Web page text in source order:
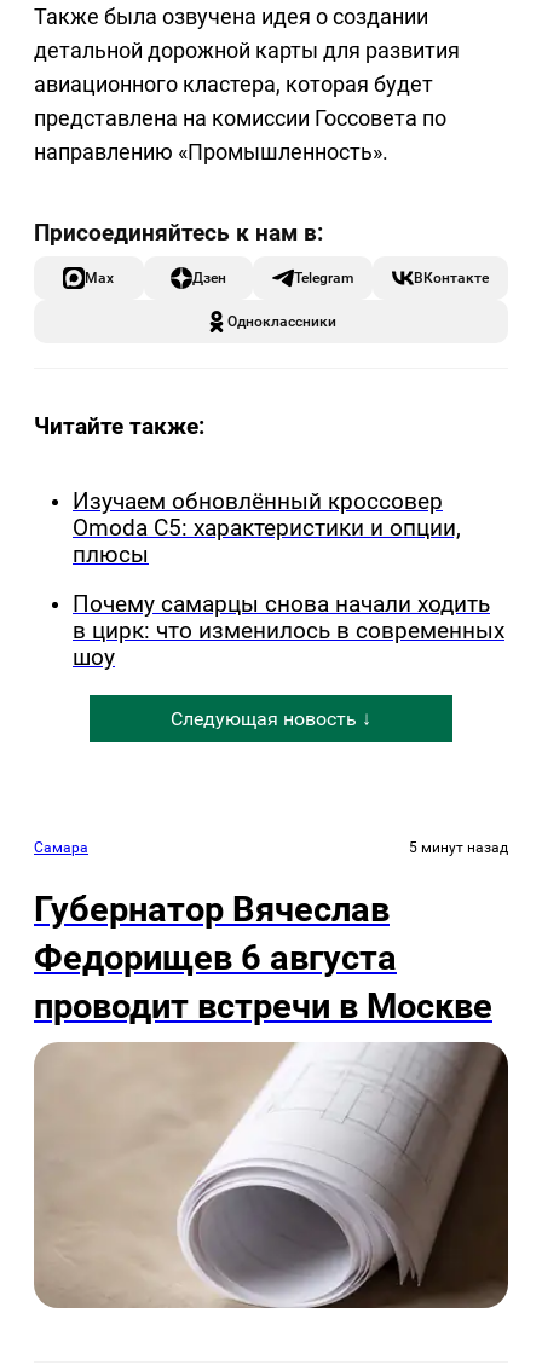
Также была озвучена идея о создании
детальной дорожной карты для развития
авиационного кластера, которая будет
представлена на комиссии Госсовета по
направлению «Промышленность».
Max Дзен Telegram ВКонтакте
Одноклассники
Читайте также:
Изучаем обновлённый кроссовер
Omoda C5: характеристики и опции,
плюсы
Почему самарцы снова начали ходить
в цирк: что изменилось в современных
шоу
Следующая новость ↓
Самара 5 минут назад
Губернатор Вячеслав
Федорищев 6 августа
проводит встречи в Москве